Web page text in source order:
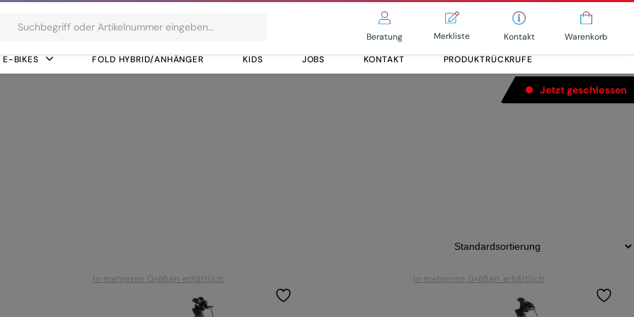
Beratung Merkliste Kontakt
Warenkorb
E-BIKES FOLD HYBRID/ANHÄNGER KIDS JOBS KONTAKT PRODUKTRÜCKRUFE
Jetzt geschlossen
In mehreren Größen erhältlich In mehreren Größen erhältlich